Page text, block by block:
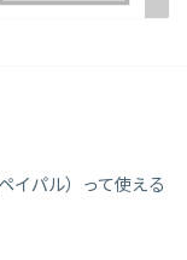
イパル）って使える